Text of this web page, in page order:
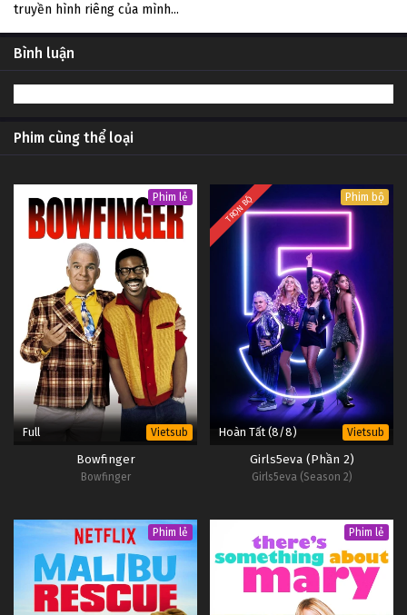
truyền hình riêng của mình...
Bình luận
Phim cùng thể loại
Phim lẻ
Full Vietsub
Bowfinger
Bowfinger
TRỌN BỘ Phim bộ
Hoàn Tất (8/8) Vietsub
Girls5eva (Phần 2)
Girls5eva (Season 2)
Phim lẻ Phim lẻ